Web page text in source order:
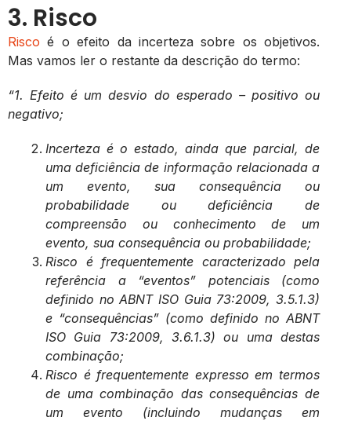
3. Risco
Risco é o efeito da incerteza sobre os objetivos.
Mas vamos ler o restante da descrição do termo:
“1. Efeito é um desvio do esperado – positivo ou
negativo;
Incerteza é o estado, ainda que parcial, de
uma deficiência de informação relacionada a
um evento, sua consequência ou
probabilidade ou deficiência de
compreensão ou conhecimento de um
evento, sua consequência ou probabilidade;
Risco é frequentemente caracterizado pela
referência a “eventos” potenciais (como
definido no ABNT ISO Guia 73:2009, 3.5.1.3)
e “consequências” (como definido no ABNT
ISO Guia 73:2009, 3.6.1.3) ou uma destas
combinação;
Risco é frequentemente expresso em termos
de uma combinação das consequências de
um evento (incluindo mudanças em